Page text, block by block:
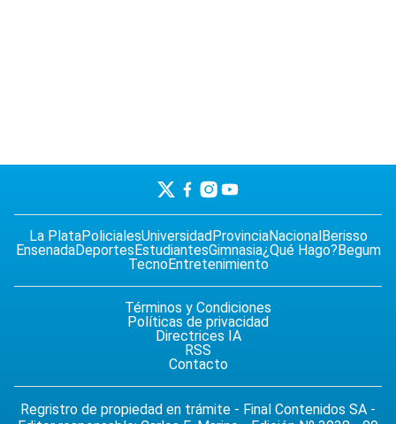
La PlataPolicialesUniversidadProvinciaNacionalBerisso
EnsenadaDeportesEstudiantesGimnasia¿Qué Hago?Begum
TecnoEntretenimiento
Términos y Condiciones
Políticas de privacidad
Directrices IA
RSS
Contacto
Regristro de propiedad en trámite - Final Contenidos SA -